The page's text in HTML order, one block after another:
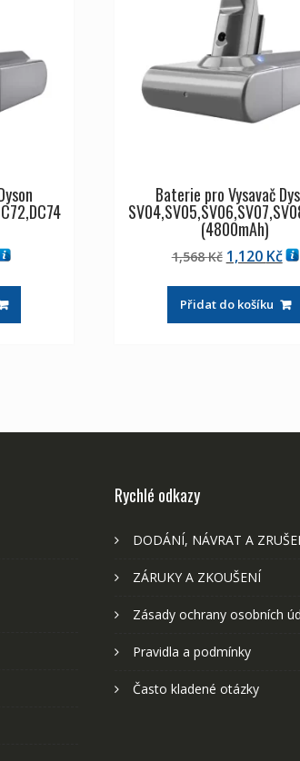
976 Kč
Baterie pro Vysavač
(4800mAh)
1,568Kč Původní
byla:
1,568 Kč
1,120 Kč
je:
Přidat do košíku
Rychlé odkazy
DODÁNÍ, NÁVRAT A
ZÁRUKY A ZKOUŠENÍ
Zásady ochrany osobních
Pravidla a podmínky
Často kladené otázky